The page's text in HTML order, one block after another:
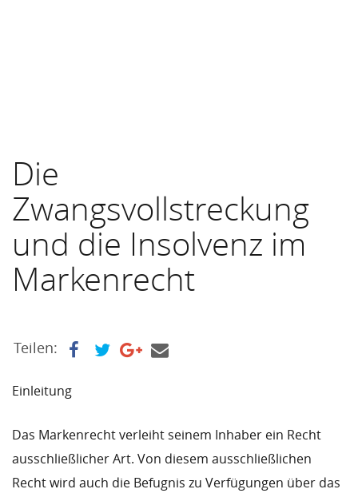
Die
Zwangsvollstreckung
und die Insolvenz im
Markenrecht
Teilen:
Einleitung
Das Markenrecht verleiht seinem Inhaber ein Recht
ausschließlicher Art. Von diesem ausschließlichen
Recht wird auch die Befugnis zu Verfügungen über das